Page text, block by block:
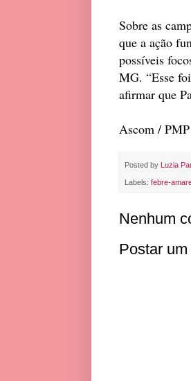
Sobre as
que a ação
possíveis
MG. “Esse
afirmar que
Ascom / PMP
Posted by Luzia
Labels: febre-
Nenhum
Postar